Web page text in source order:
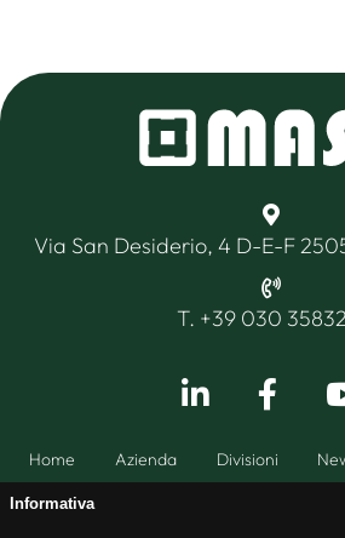
Informativa
Home Azienda Divisioni
Via San Desiderio, 4 D-E-F
T. +39 030